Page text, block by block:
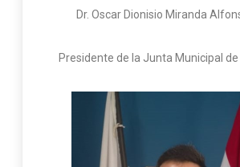
Dr. Oscar Dionisio Miranda
Presidente de la Junta Municipal